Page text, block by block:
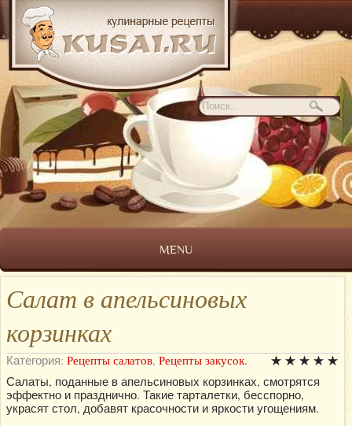
MENU
Салат в апельсиновых
корзинках
Категория: Рецепты салатов, Рецепты закусок.
Салаты, поданные в апельсиновых корзинках, смотрятся
эффектно и празднично. Такие тарталетки, бесспорно,
украсят стол, добавят красочности и яркости угощениям.